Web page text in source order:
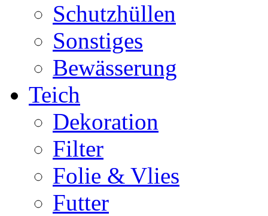
Schutzhüllen
Sonstiges
Bewässerung
Teich
Dekoration
Filter
Folie & Vlies
Futter